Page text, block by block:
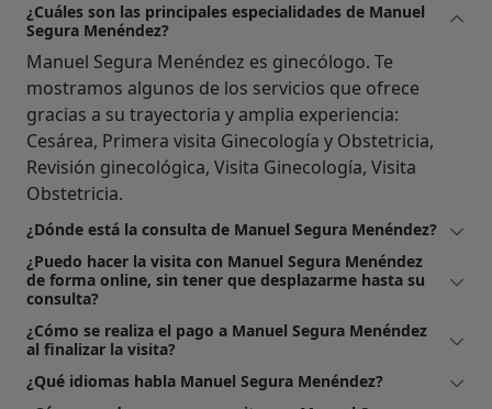
¿Cuáles son las principales especialidades de Manuel
Segura Menéndez?
Manuel Segura Menéndez es ginecólogo. Te
mostramos algunos de los servicios que ofrece
gracias a su trayectoria y amplia experiencia:
Cesárea, Primera visita Ginecología y Obstetricia,
Revisión ginecológica, Visita Ginecología, Visita
Obstetricia.
¿Dónde está la consulta de Manuel Segura Menéndez?
¿Puedo hacer la visita con Manuel Segura Menéndez
de forma online, sin tener que desplazarme hasta su
consulta?
¿Cómo se realiza el pago a Manuel Segura Menéndez
al finalizar la visita?
¿Qué idiomas habla Manuel Segura Menéndez?